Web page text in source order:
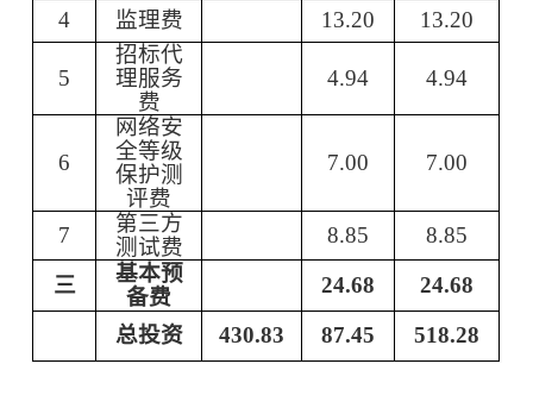
4
监理费 13.20 13.20
5
招标代
理服务
费
4.94 4.94
6
网络安
全等级
保护测
评费
7.00 7.00
7
第三方
测试费
8.85
8.85
三
基本预
备费
24.68
24.68
总投资
430.83 87.45 518.28